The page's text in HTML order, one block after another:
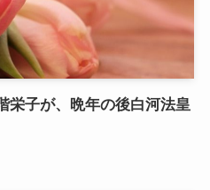
栄子が、晩年の後白河法皇